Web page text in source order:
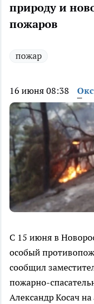
природу и
пожаров
пожар
16 июня 08:38
С 15 июня в
особый
сообщил
пожарно-
Александр Косач